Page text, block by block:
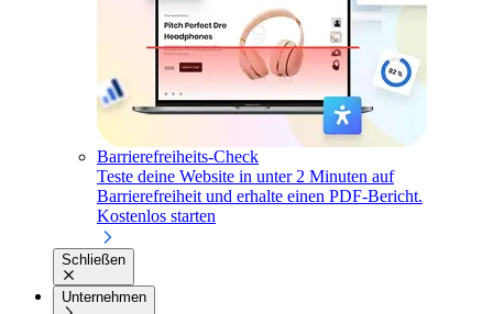
Barrierefreiheits-Check
Teste deine Website in unter 2 Minuten auf
Barrierefreiheit und erhalte einen PDF-Bericht.
Kostenlos starten
Schließen
Unternehmen